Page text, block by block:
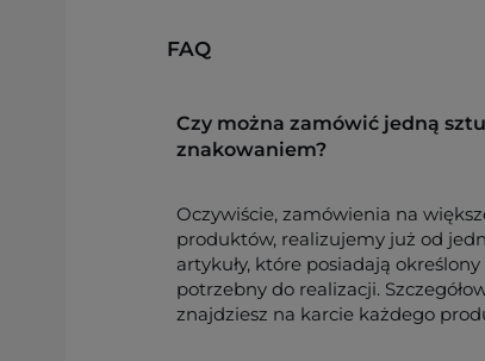
FAQ
Czy można zamówić jedną
znakowaniem?
Oczywiście, zamówienia na
produktów, realizujemy już od
artykuły, które posiadają
potrzebny do realizacji.
znajdziesz na karcie każdego